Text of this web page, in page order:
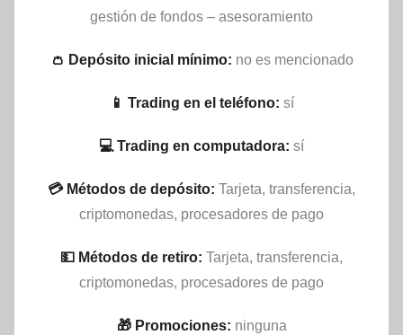
gestión de fondos – asesoramiento
👛 Depósito inicial mínimo: no es mencionado
📱 Trading en el teléfono: sí
💻 Trading en computadora: sí
💳 Métodos de depósito: Tarjeta, transferencia,
criptomonedas, procesadores de pago
💵​ Métodos de retiro: Tarjeta, transferencia,
criptomonedas, procesadores de pago
🎁 Promociones: ninguna